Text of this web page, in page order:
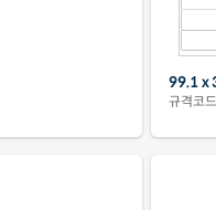
99.1 x
규격코